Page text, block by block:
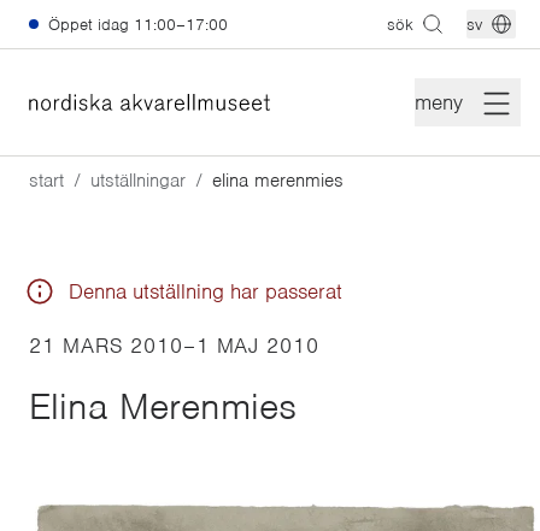
Hoppa till huvudinnehåll
Öppet idag 11:00–17:00 sök sv
meny
start utställningar elina merenmies
Denna utställning har passerat
21 MARS 2010–1 MAJ 2010
Elina Merenmies